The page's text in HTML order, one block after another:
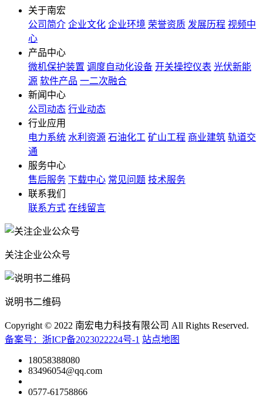
关于南宏
公司简介 企业文化 企业环境 荣誉资质 发展历程 视频中
心
产品中心
微机保护装置 调度自动化设备 开关操控仪表 光伏新能
源 软件产品 一二次融合
新闻中心
公司动态 行业动态
行业应用
电力系统 水利资源 石油化工 矿山工程 商业建筑 轨道交
通
服务中心
售后服务 下载中心 常见问题 技术服务
联系我们
联系方式 在线留言
关注企业公众号
说明书二维码
Copyright © 2022 南宏电力科技有限公司 All Rights Reserved.
备案号：浙ICP备2023022224号-1 站点地图
18058388080
83496054@qq.com
0577-61758866